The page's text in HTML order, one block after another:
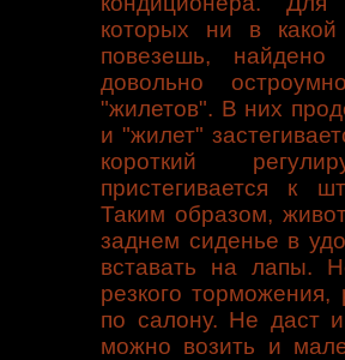
которых ни в
повезешь,
довольно
"жилетов". В них
и "жилет"
короткий
пристегивается к
Таким образом,
заднем сиденье в
вставать на лапы.
резкого
по салону. Не даст
можно возить и